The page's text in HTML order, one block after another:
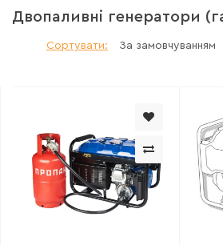
Двопаливні генератори
Сортувати: